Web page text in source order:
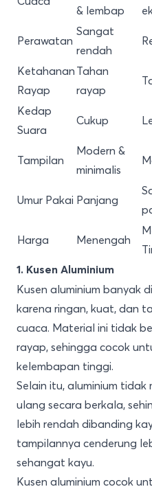
& lembap
Perawatan
Sangat
rendah
Ketahanan
Rayap
Tahan
rayap
Kedap
Suara
Cukup
Tampilan
Modern &
minimalis
Umur Pakai Panjang
Harga Menengah
1. Kusen Aluminium
Kusen aluminium banyak
karena ringan, kuat, dan
cuaca. Material ini tidak
rayap, sehingga cocok
kelembapan tinggi.
Selain itu, aluminium
ulang secara berkala,
lebih rendah dibanding
tampilannya cenderung
sehangat kayu.
Kusen aluminium cocok